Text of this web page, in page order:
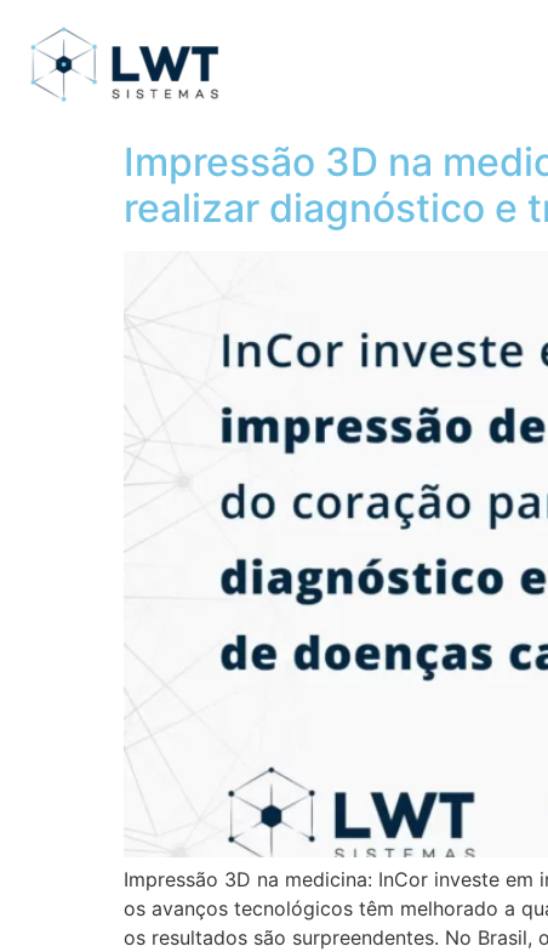
Impressão 3D na
realizar diagnóstico e
Impressão 3D na medicina: InCor investe
os avanços tecnológicos têm melhorado a
os resultados são surpreendentes. No